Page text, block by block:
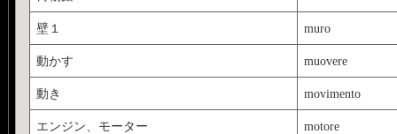
壁１ muro
動かす muovere
動き movimento
エンジン、モーター motore